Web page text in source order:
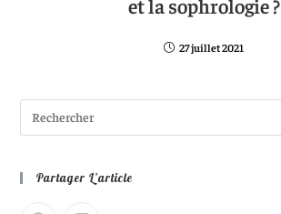
et la sophrologie ?
27 juillet 2021
Partager L’article